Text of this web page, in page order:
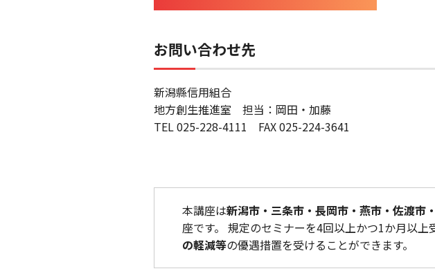
お問い合わせ先
新潟縣信用組合
地方創生推進室 担当：岡田・加藤
TEL 025-228-4111 FAX 025-224-3641
本講座は新潟市・三条市・長岡市・燕市・佐渡市
座です。 規定のセミナーを4回以上かつ1か月以上
の軽減等の優遇措置を受けることができます。